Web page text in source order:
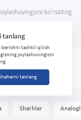
ko'rsating
tanlang
berishni tashkil qilish
joylashuvingizni
tanlang
individual
Sharhlar